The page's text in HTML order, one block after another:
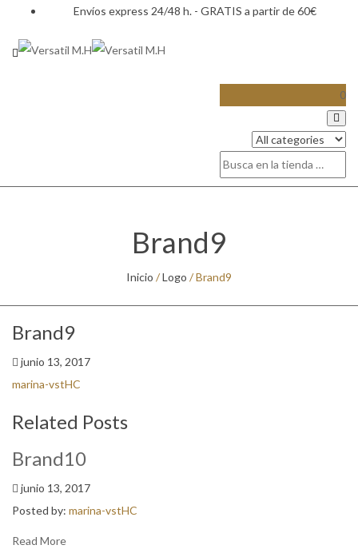
Envíos express 24/48 h. - GRATIS a partir de 60€
0
Brand9
Inicio /Logo /Brand9
Brand9
junio 13, 2017
marina-vstHC
Related Posts
Brand10
junio 13, 2017
Posted by: marina-vstHC
Read More